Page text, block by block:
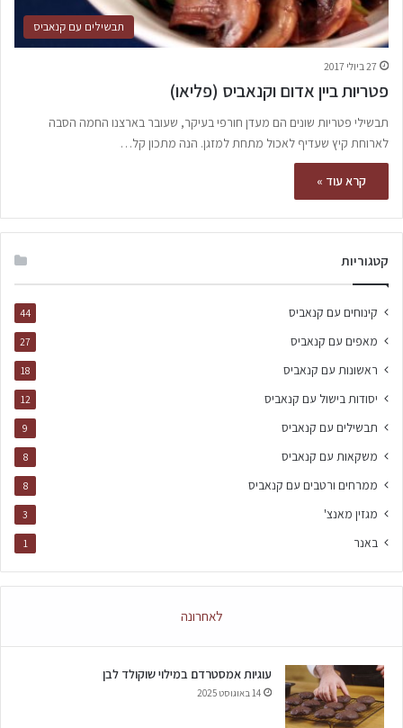
תבשילים עם קנאביס
27 ביולי 2017
פטריות ביין אדום וקנאביס (פליאו)
תבשילי פטריות שונים הם מעדן חורפי בעיקר, שעובר בארצנו החמה הסבה
לארוחת קיץ שעדיף לאכול מתחת למזגן. הנה מתכון קל…
קרא עוד »
קטגוריות
קינוחים עם קנאביס 44
מאפים עם קנאביס 27
ראשונות עם קנאביס 18
יסודות בישול עם קנאביס 12
תבשילים עם קנאביס 9
משקאות עם קנאביס 8
ממרחים ורטבים עם קנאביס 8
מגזין מאנצ' 3
באנר 1
לאחרונה
עוגיות אמסטרדם במילוי שוקולד לבן
14 באוגוסט 2025